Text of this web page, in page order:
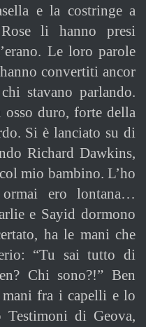
e la costringe a
li hanno presi
Le loro parole
convertiti ancor
stavano parlando.
duro, forte della
Si è lanciato su di
Richard Dawkins,
mio bambino. L’ho
ero lontana…
e Sayid dormono
ha le mani che
“Tu sai tutto di
Chi sono?!” Ben
fra i capelli e lo
Testimoni di Geova,